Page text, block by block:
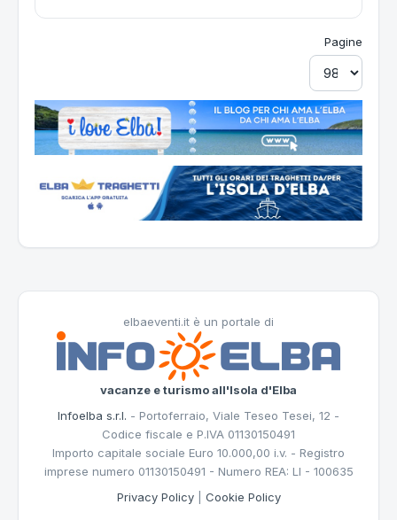
Pagine
elbaeventi.it è un portale di
vacanze e turismo all'Isola d'Elba
Infoelba s.r.l. - Portoferraio, Viale Teseo Tesei, 12 -
Codice fiscale e P.IVA 01130150491
Importo capitale sociale Euro 10.000,00 i.v. - Registro
imprese numero 01130150491 - Numero REA: LI - 100635
Privacy Policy| Cookie Policy